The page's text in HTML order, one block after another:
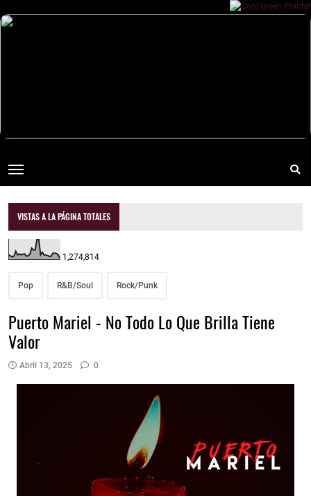
VISTAS A LA PÁGINA TOTALES
1,274,814
Pop R&B/Soul Rock/Punk
Puerto Mariel - No Todo Lo Que Brilla Tiene
Valor
Abril 13, 2025 0